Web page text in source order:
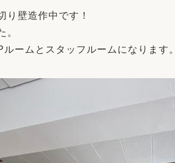
ムをワン
おすすめ情報
り壁造作中です！
。
ームとスタッフルームになります。